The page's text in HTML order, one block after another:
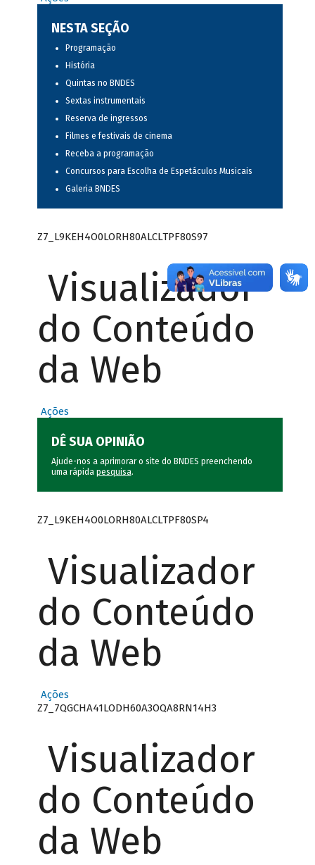
NESTA SEÇÃO
Programação
História
Quintas no BNDES
Sextas instrumentais
Reserva de ingressos
Filmes e festivais de cinema
Receba a programação
Concursos para Escolha de Espetáculos Musicais
Galeria BNDES
Z7_L9KEH4O0LORH80ALCLTPF80S97
Visualizador
do Conteúdo
da Web
Ações
DÊ SUA OPINIÃO
Ajude-nos a aprimorar o site do BNDES preenchendo
uma rápida pesquisa.
Z7_L9KEH4O0LORH80ALCLTPF80SP4
Visualizador
do Conteúdo
da Web
Ações
Z7_7QGCHA41LODH60A3OQA8RN14H3
Visualizador
do Conteúdo
da Web